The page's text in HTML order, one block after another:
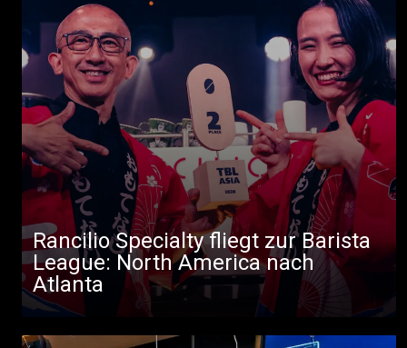
Rancilio Specialty fliegt zur Barista
League: North America nach
Atlanta